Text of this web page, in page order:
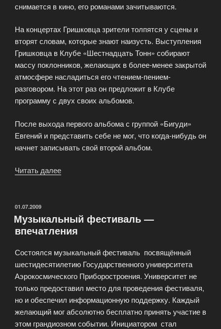
снимается в кино, его романами зачитываются.
На концертах Гришковца зрители толпятся у сцены и
вторят словам, которые знают наизусть. Выступления
Гришковца в Клубе «Шестнадцать Тонн» собирают
массу поклонников, желающих в более-менее закрытой
атмосфере насладиться его чтением-пением-
разговором. На этот раз он предложит в Клубе
программу с двух своих альбомов.
После выхода первого альбома с группой «Бигуди»
Евгений и представить себе не мог, что когда-нибудь он
начнет записывать свой второй альбом.
Читать далее
ОПУБЛИКОВАНО
01.07.2009
Музыкальный фестиваль —
впечатления
Состоялся музыкальный фестиваль посвящённый
шестидесятилетию Государственного университета
Аэрокосмического Приборостроения. Университет не
только предоставил место для проведения фестиваля,
но и обеспечил информационную поддержку. Каждый
желающий мог абсолютно бесплатно принять участие в
этом грандиозном событии. Инициатором стал